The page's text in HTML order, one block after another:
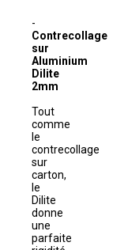
Contrecollage
sur
Aluminium
Dilite
2mm
Tout
comme
le
contrecollage
sur
carton,
le
Dilite
donne
une
parfaite